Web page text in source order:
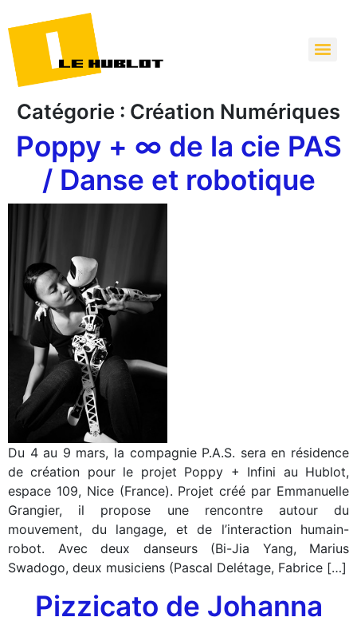
Catégorie : Création Numériques
Poppy + ∞ de la cie PAS
/ Danse et robotique
Du 4 au 9 mars, la compagnie P.A.S. sera en résidence
de création pour le projet Poppy + Infini au Hublot,
espace 109, Nice (France). Projet créé par Emmanuelle
Grangier, il propose une rencontre autour du
mouvement, du langage, et de l’interaction humain-
robot.​ Avec deux danseurs (Bi-Jia Yang, Marius
Swadogo, deux musiciens (Pascal Delétage, Fabrice […]
Pizzicato de Johanna